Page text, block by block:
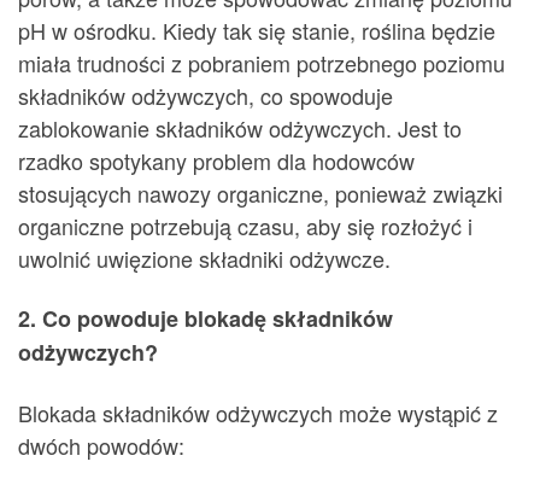
pH w ośrodku. Kiedy tak się stanie, roślina będzie
miała trudności z pobraniem potrzebnego poziomu
składników odżywczych, co spowoduje
zablokowanie składników odżywczych. Jest to
rzadko spotykany problem dla hodowców
stosujących nawozy organiczne, ponieważ związki
organiczne potrzebują czasu, aby się rozłożyć i
uwolnić uwięzione składniki odżywcze.
2. Co powoduje blokadę składników
odżywczych?
Blokada składników odżywczych może wystąpić z
dwóch powodów: